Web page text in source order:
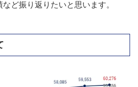
ど振り返りたいと思います。